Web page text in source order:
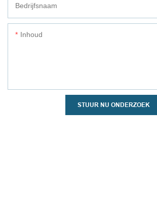
Bedrijfsnaam
Inhoud
STUUR NU ONDERZOEK